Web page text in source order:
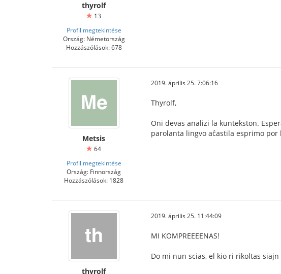
thyrolf
13
Profil megtekintése
Ország: Németország
Hozzászólások: 678
Metsis
64
Profil megtekintése
Ország: Finnország
Hozzászólások: 1828
2019. április 25. 7:06:16
Thyrolf,
Oni devas analizi la kuntekston.
parolanta lingvo aĉastila esprimo
thyrolf
2019. április 25. 11:44:09
MI KOMPREEEENAS!
Do mi nun scias, el kio ri rikoltas